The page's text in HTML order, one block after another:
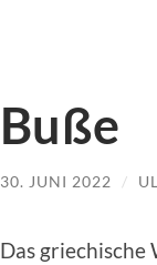
Buße
30. JUNI 2022 /
Das griechische